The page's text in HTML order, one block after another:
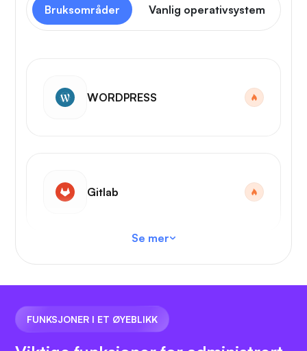
Bruksområder Vanlig operativsystem
WORDPRESS
Gitlab
VS-kode
Se mer
FUNKSJONER I ET ØYEBLIKK